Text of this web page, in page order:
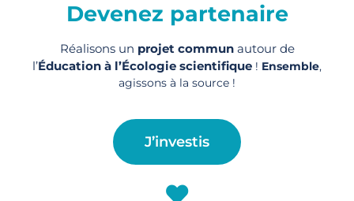
Devenez partenaire
Réalisons un projet communautour de
l’Éducation à l’Écologie scientifique ! Ensemble,
agissons à la source !
J’investis